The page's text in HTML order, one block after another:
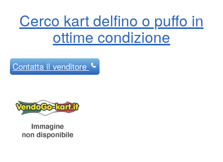
Cerco kart delfino o puffo in
ottime condizione
Contattail venditore